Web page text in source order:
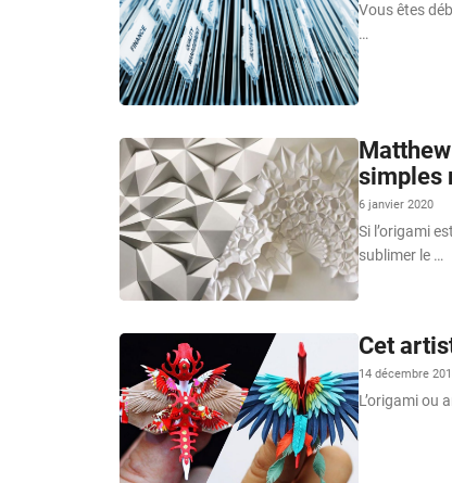
Vous êtes
…
simples
6 janvier 2020
Si l’origami
sublimer le …
Cet
14 décembre
L’origami ou